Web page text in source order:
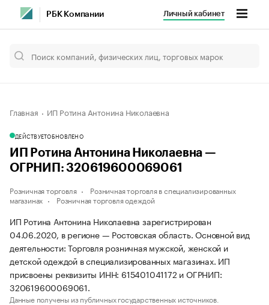
РБК Компании Личный кабинет
Главная ИП Ротина Антонина Николаевна
ДЕЙСТВУЕТОБНОВЛЕНО
ИП Ротина Антонина Николаевна —
ОГРНИП: 320619600069061
Розничная торговля
Розничная торговля в специализированных
магазинах
Розничная торговля одеждой
ИП Ротина Антонина Николаевна зарегистрирован
04.06.2020, в регионе — Ростовская область. Основной вид
деятельности: Торговля розничная мужской, женской и
детской одеждой в специализированных магазинах. ИП
присвоены реквизиты ИНН: 615401041172 и ОГРНИП:
320619600069061.
Данные получены из публичных государственных источников.